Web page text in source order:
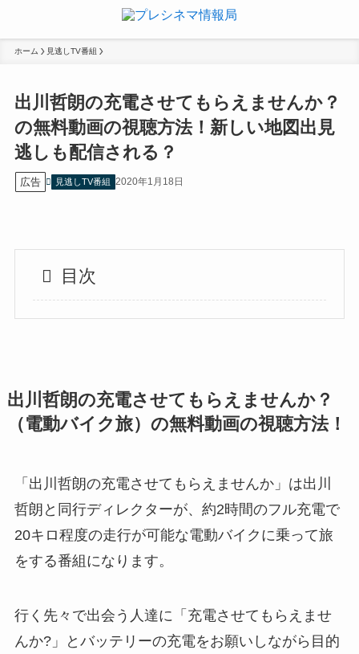
ホーム 見逃しTV番組
出川哲朗の充電させてもらえませんか？
の無料動画の視聴方法！新しい地図出見
逃しも配信される？
広告 見逃しTV番組 2020年1月18日
目次
出川哲朗の充電させてもらえませんか？
（電動バイク旅）の無料動画の視聴方法！
「出川哲朗の充電させてもらえませんか」は出川
哲朗と同行ディレクターが、約2時間のフル充電で
20キロ程度の走行が可能な電動バイクに乗って旅
をする番組になります。
行く先々で出会う人達に「充電させてもらえませ
んか?」とバッテリーの充電をお願いしながら目的